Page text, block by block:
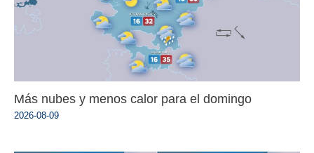
Más nubes y menos calor para el domingo
2026-08-09